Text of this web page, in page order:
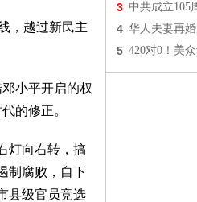
，越过新民主
小平开启的权
的修正。
灯向右转，搞
制腐败，自下
县级官员竞选
3 中共成立105
4 华人夫妻再
5 420对0！美